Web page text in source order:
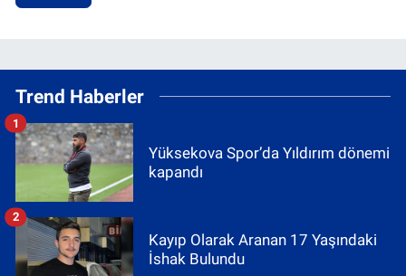
Trend Haberler
Yüksekova Spor’da Yıldırım dönemi
kapandı
1
Kayıp Olarak Aranan 17 Yaşındaki
İshak Bulundu
2